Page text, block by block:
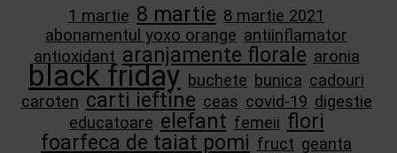
1 martie 8 martie 8 martie 2021
abonamentul yoxo orange antiinflamator
antioxidant aranjamente florale aronia
black friday buchete bunica cadouri
caroten carti ieftine ceas covid-19 digestie
educatoare elefant femeii flori
foarfeca de taiat pomi fruct geanta